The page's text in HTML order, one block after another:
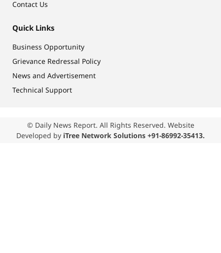
Contact Us
Quick Links
Business Opportunity
Grievance Redressal Policy
News and Advertisement
Technical Support
© Daily News Report. All Rights Reserved. Website
Developed by iTree Network Solutions +91-86992-35413.